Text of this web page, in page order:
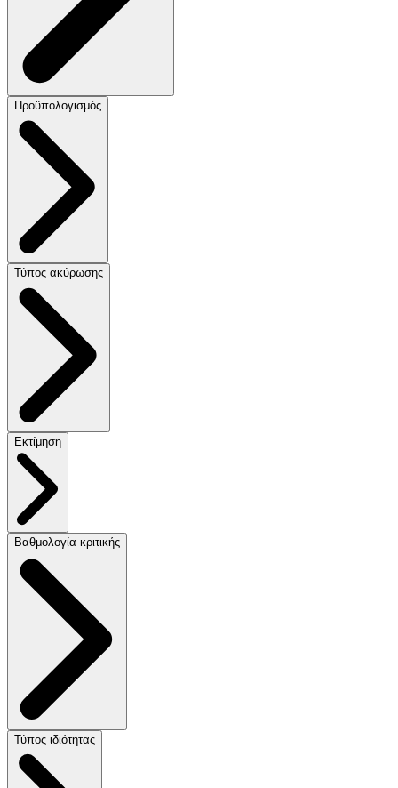
Προϋπολογισμός
Τύπος ακύρωσης
Εκτίμηση
Βαθμολογία κριτικής
Τύπος ιδιότητας